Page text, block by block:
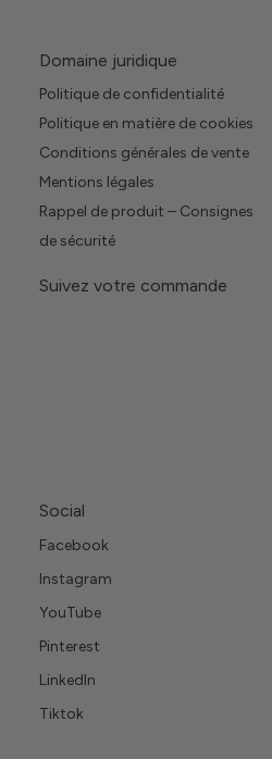
Domaine juridique
Politique de confidentialité
Politique en matière de cookies
Conditions générales de vente
Mentions légales
Rappel de produit – Consignes
de sécurité
Suivez votre commande
Social
Facebook
Instagram
YouTube
Pinterest
LinkedIn
Tiktok